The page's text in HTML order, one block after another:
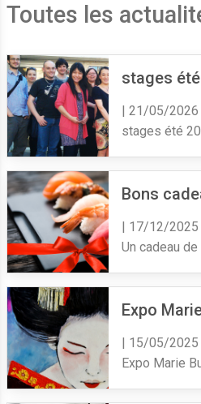
Toutes les
stages
| 21/05/2026
stages été
Bons
| 17/12/2025
Un cadeau
Expo
| 15/05/2025
Expo Marie